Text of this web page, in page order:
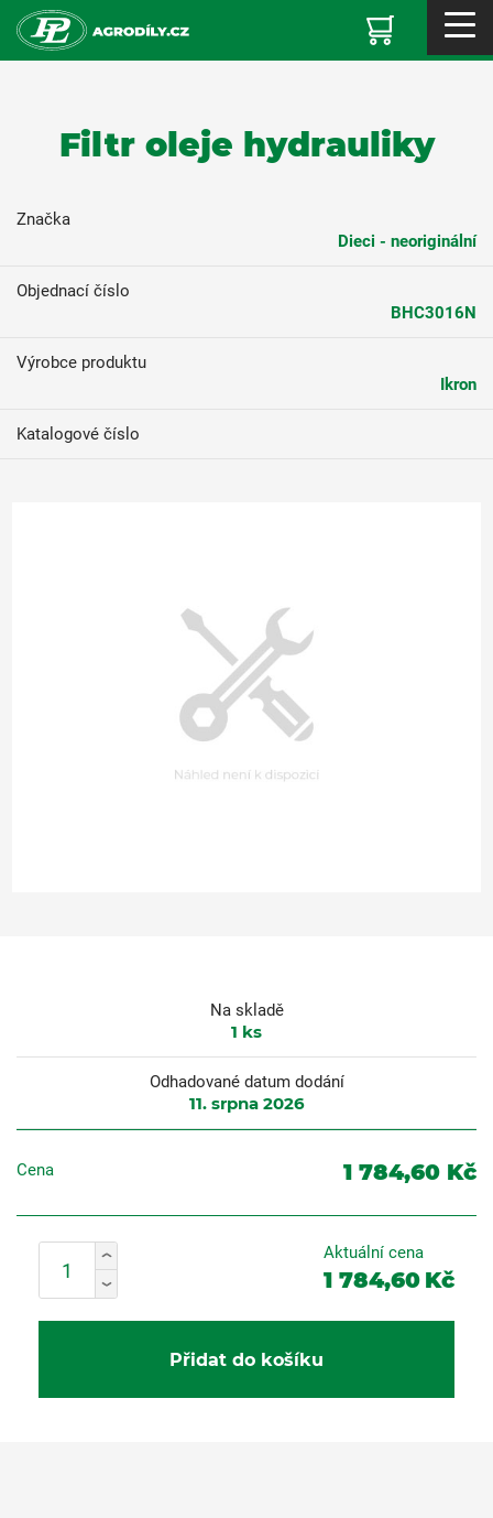
Filtr oleje hydrauliky
Značka
Dieci - neoriginální
Objednací číslo
BHC3016N
Výrobce produktu
Ikron
Katalogové číslo
Na skladě
1 ks
Odhadované datum dodání
11. srpna 2026
Cena 1 784,60 Kč
Aktuální cena
1 784,60 Kč
Přidat do košíku